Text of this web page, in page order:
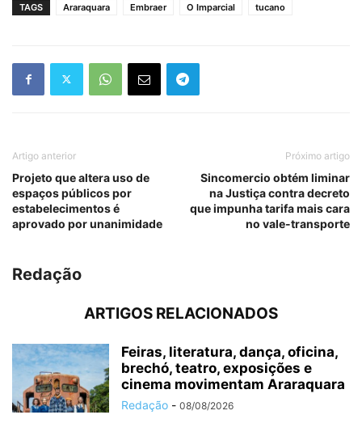
TAGS Araraquara Embraer O Imparcial tucano
Artigo anterior
Projeto que altera uso de
espaços públicos por
estabelecimentos é
aprovado por unanimidade
Próximo artigo
Sincomercio obtém liminar
na Justiça contra decreto
que impunha tarifa mais cara
no vale-transporte
Redação
ARTIGOS RELACIONADOS
Feiras, literatura, dança, oficina,
brechó, teatro, exposições e
cinema movimentam Araraquara
Redação - 08/08/2026